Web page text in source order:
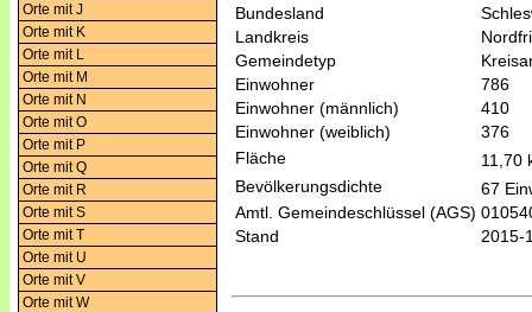
Orte mit J
Orte mit K
Orte mit L
Orte mit M
Orte mit N
Orte mit O
Orte mit P
Orte mit Q
Orte mit R
Orte mit S
Orte mit T
Orte mit U
Orte mit V
Orte mit W
Bundesland
Landkreis
Gemeindetyp
Einwohner
786
Einwohner (männlich)
410
Einwohner (weiblich)
376
Fläche
11,70
Bevölkerungsdichte
67
Amtl. Gemeindeschlüssel (AGS)
Stand
2015-